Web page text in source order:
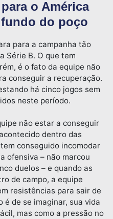
o América
do poço
para a campanha tão
Série B. O que tem
é o fato da equipe não
conseguir a recuperação.
há cinco jogos sem
neste período.
não estar a conseguir
dentro das
conseguido incomodar
ofensiva – não marcou
duelos – e quando as
de campo, a equipe
resistências para sair de
é de se imaginar, sua vida
mas como a pressão no